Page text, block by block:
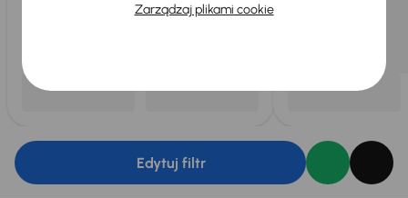
Edytuj filtr
Zarządzaj plikami cookie